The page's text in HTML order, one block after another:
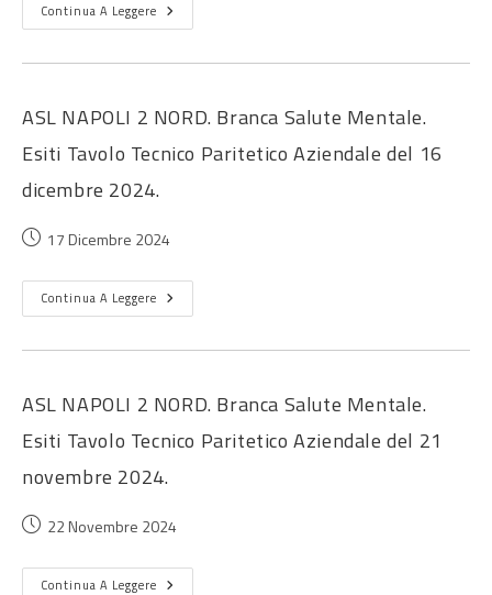
Continua A Leggere
ASL NAPOLI 2 NORD. Branca Salute Mentale.
Esiti Tavolo Tecnico Paritetico Aziendale del 16
dicembre 2024.
17 Dicembre 2024
Continua A Leggere
ASL NAPOLI 2 NORD. Branca Salute Mentale.
Esiti Tavolo Tecnico Paritetico Aziendale del 21
novembre 2024.
22 Novembre 2024
Continua A Leggere